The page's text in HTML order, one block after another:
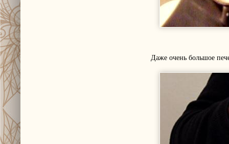
Даже очень большое